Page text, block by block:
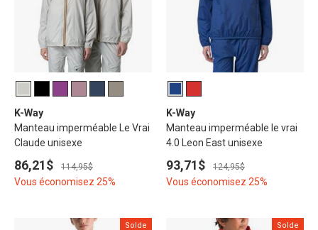
K-Way
Manteau imperméable Le Vrai
Claude unisexe
86,21$ 114,95$
Vous économisez 25%
K-Way
Manteau imperméable le vrai
4.0 Leon East unisexe
93,71$ 124,95$
Vous économisez 25%
Solde Solde